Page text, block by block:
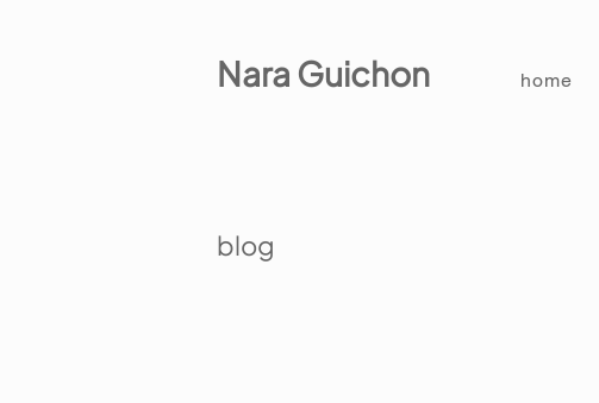
Nara Guichon home
blog